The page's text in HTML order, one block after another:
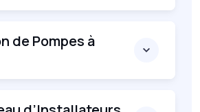
de Pompes à